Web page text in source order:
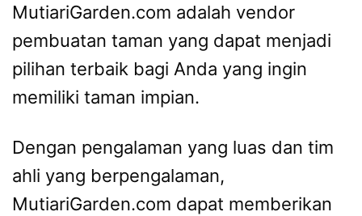
MutiariGarden.com adalah vendor
pembuatan taman yang dapat menjadi
pilihan terbaik bagi Anda yang ingin
memiliki taman impian.
Dengan pengalaman yang luas dan tim
ahli yang berpengalaman,
MutiariGarden.com dapat memberikan